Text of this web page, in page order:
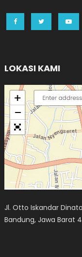
LOKASI KAMI
Jl. Otto Iskandar
Bandung, Jawa Barat